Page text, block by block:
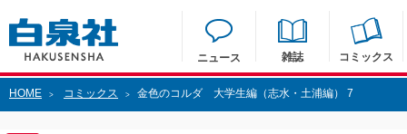
ニュース 雑誌 コミックス
HOME > コミックス > 金色のコルダ 大学生編（志水・土浦編） 7